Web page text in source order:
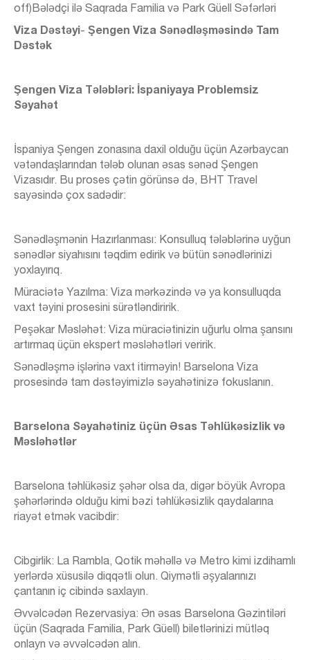
off)Bələdçi ilə Saqrada Familia və Park Güell Səfərləri
Viza Dəstəyi- Şengen Viza Sənədləşməsində Tam
Dəstək
Şengen Viza Tələbləri: İspaniyaya Problemsiz
Səyahət
İspaniya Şengen zonasına daxil olduğu üçün Azərbaycan
vətəndaşlarından tələb olunan əsas sənəd Şengen
Vizasıdır. Bu proses çətin görünsə də, BHT Travel
sayəsində çox sadədir:
Sənədləşmənin Hazırlanması: Konsulluq tələblərinə uyğun
sənədlər siyahısını təqdim edirik və bütün sənədlərinizi
yoxlayırıq.
Müraciətə Yazılma: Viza mərkəzində və ya konsulluqda
vaxt təyini prosesini sürətləndiririk.
Peşəkar Məsləhət: Viza müraciətinizin uğurlu olma şansını
artırmaq üçün ekspert məsləhətləri veririk.
Sənədləşmə işlərinə vaxt itirməyin! Barselona Viza
prosesində tam dəstəyimizlə səyahətinizə fokuslanın.
Barselona Səyahətiniz üçün Əsas Təhlükəsizlik və
Məsləhətlər
Barselona təhlükəsiz şəhər olsa da, digər böyük Avropa
şəhərlərində olduğu kimi bəzi təhlükəsizlik qaydalarına
riayət etmək vacibdir:
Cibgirlik: La Rambla, Qotik məhəllə və Metro kimi izdihamlı
yerlərdə xüsusilə diqqətli olun. Qiymətli əşyalarınızı
çantanın iç cibində saxlayın.
Əvvəlcədən Rezervasiya: Ən əsas Barselona Gəzintiləri
üçün (Saqrada Familia, Park Güell) biletlərinizi mütləq
onlayn və əvvəlcədən alın.